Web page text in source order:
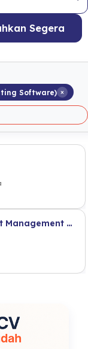
Segera
Software) ×
Supervisor Accounting Cost Management and Budgeting